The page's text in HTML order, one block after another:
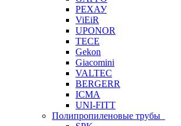
РЕХАУ
ViEiR
UPONOR
TECE
Gekon
Giacomini
VALTEC
BERGERR
ICMA
UNI-FITT
Полипропиленовые трубы